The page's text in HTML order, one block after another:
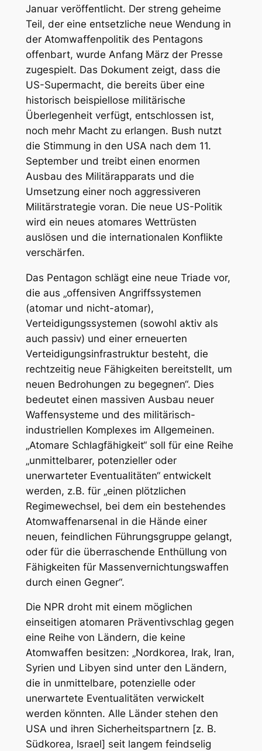
Januar veröffentlicht. Der streng geheime
Teil, der eine entsetzliche neue Wendung in
der Atomwaffenpolitik des Pentagons
offenbart, wurde Anfang März der Presse
zugespielt. Das Dokument zeigt, dass die
US-Supermacht, die bereits über eine
historisch beispiellose militärische
Überlegenheit verfügt, entschlossen ist,
noch mehr Macht zu erlangen. Bush nutzt
die Stimmung in den USA nach dem 11.
September und treibt einen enormen
Ausbau des Militärapparats und die
Umsetzung einer noch aggressiveren
Militärstrategie voran. Die neue US-Politik
wird ein neues atomares Wettrüsten
auslösen und die internationalen Konflikte
verschärfen.
Das Pentagon schlägt eine neue Triade vor,
die aus „offensiven Angriffssystemen
(atomar und nicht-atomar),
Verteidigungssystemen (sowohl aktiv als
auch passiv) und einer erneuerten
Verteidigungsinfrastruktur besteht, die
rechtzeitig neue Fähigkeiten bereitstellt, um
neuen Bedrohungen zu begegnen“. Dies
bedeutet einen massiven Ausbau neuer
Waffensysteme und des militärisch-
industriellen Komplexes im Allgemeinen.
„Atomare Schlagfähigkeit“ soll für eine Reihe
„unmittelbarer, potenzieller oder
unerwarteter Eventualitäten“ entwickelt
werden, z.B. für „einen plötzlichen
Regimewechsel, bei dem ein bestehendes
Atomwaffenarsenal in die Hände einer
neuen, feindlichen Führungsgruppe gelangt,
oder für die überraschende Enthüllung von
Fähigkeiten für Massenvernichtungswaffen
durch einen Gegner“.
Die NPR droht mit einem möglichen
einseitigen atomaren Präventivschlag gegen
eine Reihe von Ländern, die keine
Atomwaffen besitzen: „Nordkorea, Irak, Iran,
Syrien und Libyen sind unter den Ländern,
die in unmittelbare, potenzielle oder
unerwartete Eventualitäten verwickelt
werden könnten. Alle Länder stehen den
USA und ihren Sicherheitspartnern [z. B.
Südkorea, Israel] seit langem feindselig